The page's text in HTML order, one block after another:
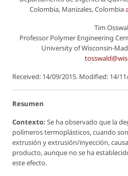
Colombia, Manizales, Colombia
Tim
Professor Polymer Engineering
University of Wisconsin-
Received: 14/09/2015. Modified: 14/
Resumen
Contexto: Se ha observado que la
polímeros termoplásticos, cuando
extrusión y extrusión/inyección,
producto, aunque no se ha
este efecto.